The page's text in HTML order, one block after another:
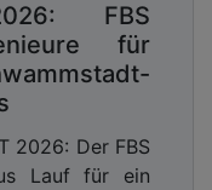
FBS
für
2026: Der FBS
Lauf für ein